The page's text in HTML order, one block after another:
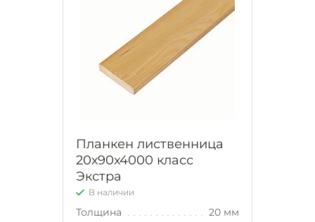
Планкен лиственница
20х90х4000 класс
Экстра
В наличии
Толщина
20 мм